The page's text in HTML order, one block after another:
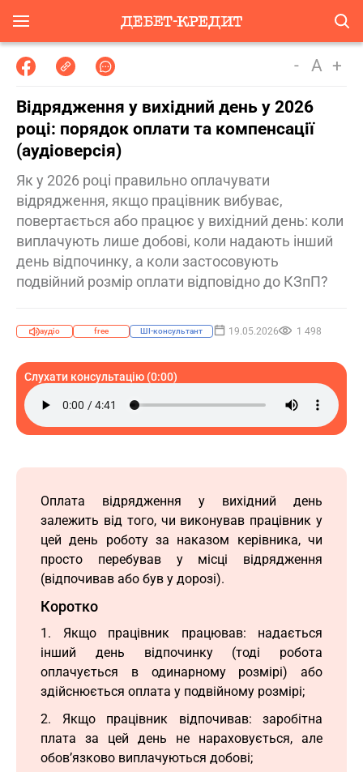
- A +
Відрядження у вихідний день у 2026
році: порядок оплати та компенсації
(аудіоверсія)
Як у 2026 році правильно оплачувати
відрядження, якщо працівник вибуває,
повертається або працює у вихідний день: коли
виплачують лише добові, коли надають інший
день відпочинку, а коли застосовують
подвійний розмір оплати відповідно до КЗпП?
аудіо free ШІ-консультант 19.05.2026 1 498
Слухати консультацію (0:00)
Оплата відрядження у вихідний день
залежить від того, чи виконував працівник у
цей день роботу за наказом керівника, чи
просто перебував у місці відрядження
(відпочивав або був у дорозі).
Коротко
1. Якщо працівник працював: надається
інший день відпочинку (тоді робота
оплачується в одинарному розмірі) або
здійснюється оплата у подвійному розмірі;
2. Якщо працівник відпочивав: заробітна
плата за цей день не нараховується, але
обов’язково виплачуються добові;